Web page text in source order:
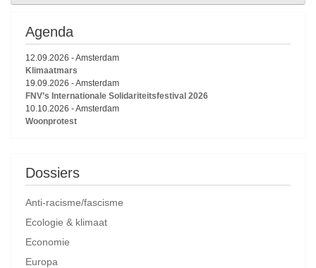
Agenda
12.09.2026 -Amsterdam
Klimaatmars
19.09.2026 -Amsterdam
FNV’s Internationale Solidariteitsfestival 2026
10.10.2026 -Amsterdam
Woonprotest
Dossiers
Anti-racisme/fascisme
Ecologie & klimaat
Economie
Europa